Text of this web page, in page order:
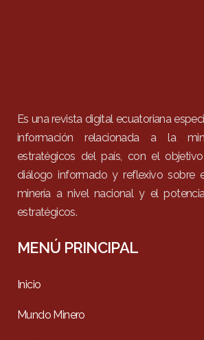
Es una revista digital ecuatoriana
información relacionada a la
estratégicos del país, con el
diálogo informado y reflexivo sobre
minería a nivel nacional y el
estratégicos.
MENÚ PRINCIPAL
Inicio
Mundo Minero